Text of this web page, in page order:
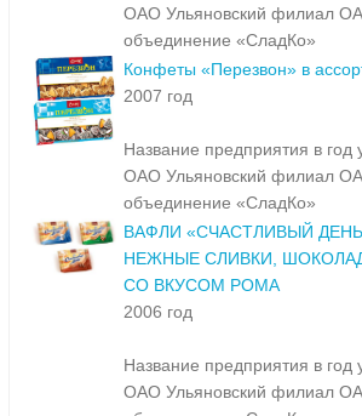
ОАО Ульяновский филиал
объединение «СладКо»
Конфеты «Перезвон» в
2007 год
Название предприятия в год
ОАО Ульяновский филиал
объединение «СладКо»
ВАФЛИ «СЧАСТЛИВЫЙ
НЕЖНЫЕ СЛИВКИ,
СО ВКУСОМ РОМА
2006 год
Название предприятия в год
ОАО Ульяновский филиал